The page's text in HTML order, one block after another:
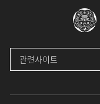
관련사이트